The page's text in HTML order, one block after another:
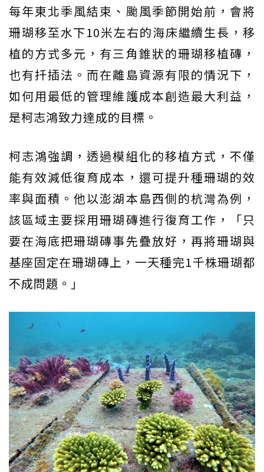
每年東北季風結束、颱風季節開始前，會將
珊瑚移至水下10米左右的海床繼續生長，移
植的方式多元，有三角錐狀的珊瑚移植磚，
也有扦插法。而在離島資源有限的情況下，
如何用最低的管理維護成本創造最大利益，
是柯志鴻致力達成的目標。
柯志鴻強調，透過模組化的移植方式，不僅
能有效減低復育成本，還可提升種珊瑚的效
率與面積。他以澎湖本島西側的杭灣為例，
該區域主要採用珊瑚磚進行復育工作，「只
要在海底把珊瑚磚事先疊放好，再將珊瑚與
基座固定在珊瑚磚上，一天種完1千株珊瑚都
不成問題。」